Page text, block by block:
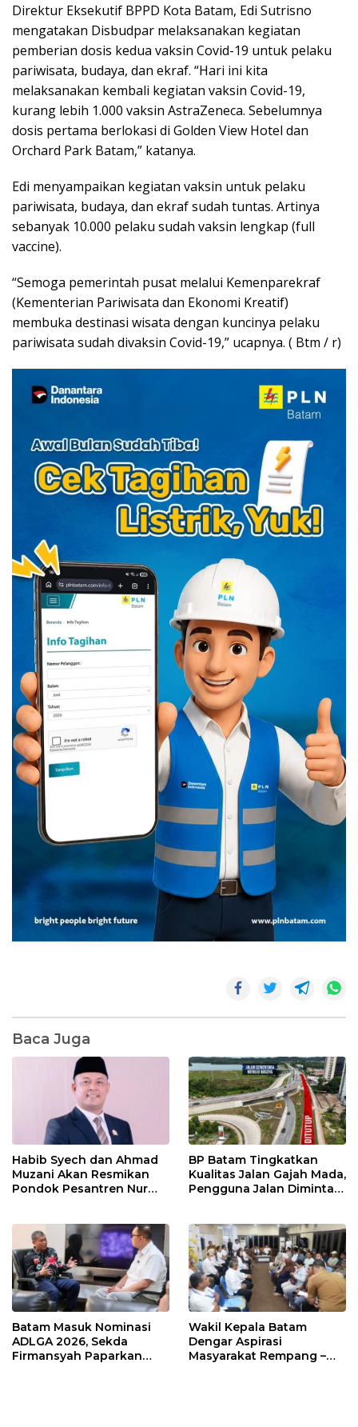
Direktur Eksekutif BPPD Kota Batam, Edi Sutrisno
mengatakan Disbudpar melaksanakan kegiatan
pemberian dosis kedua vaksin Covid-19 untuk pelaku
pariwisata, budaya, dan ekraf. “Hari ini kita
melaksanakan kembali kegiatan vaksin Covid-19,
kurang lebih 1.000 vaksin AstraZeneca. Sebelumnya
dosis pertama berlokasi di Golden View Hotel dan
Orchard Park Batam,” katanya.
Edi menyampaikan kegiatan vaksin untuk pelaku
pariwisata, budaya, dan ekraf sudah tuntas. Artinya
sebanyak 10.000 pelaku sudah vaksin lengkap (full
vaccine).
“Semoga pemerintah pusat melalui Kemenparekraf
(Kementerian Pariwisata dan Ekonomi Kreatif)
membuka destinasi wisata dengan kuncinya pelaku
pariwisata sudah divaksin Covid-19,” ucapnya. ( Btm / r)
Baca Juga
Habib Syech dan Ahmad
Muzani Akan Resmikan
Pondok Pesantren Nur
BP Batam Tingkatkan
Kualitas Jalan Gajah Mada,
Pengguna Jalan Diminta
Batam Masuk Nominasi
ADLGA 2026, Sekda
Firmansyah Paparkan
Wakil Kepala Batam
Dengar Aspirasi
Masyarakat Rempang –